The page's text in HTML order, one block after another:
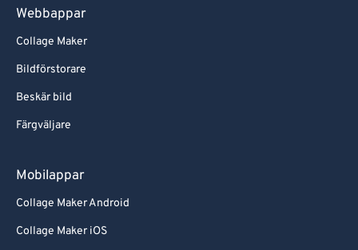
Webbappar
Collage Maker
Bildförstorare
Beskär bild
Färgväljare
Mobilappar
Collage Maker Android
Collage Maker iOS